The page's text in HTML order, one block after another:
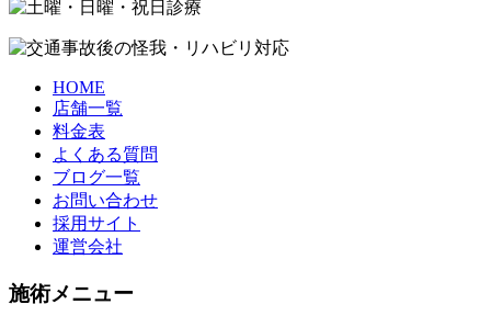
HOME
店舗一覧
料金表
よくある質問
ブログ一覧
お問い合わせ
採用サイト
運営会社
施術メニュー